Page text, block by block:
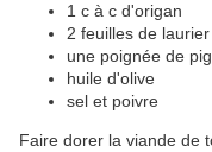
1 c à c d'origan
2 feuilles de laurier
une poignée de
huile d'olive
sel et poivre
Faire dorer la viande de